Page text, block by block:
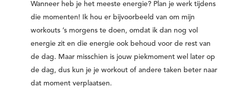
Wanneer heb je het meeste energie? Plan je werk tijdens
die momenten! Ik hou er bijvoorbeeld van om mijn
workouts ’s morgens te doen, omdat ik dan nog vol
energie zit en die energie ook behoud voor de rest van
de dag. Maar misschien is jouw piekmoment wel later op
de dag, dus kun je je workout of andere taken beter naar
dat moment verplaatsen.